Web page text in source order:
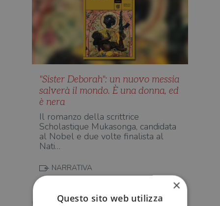
"Sister Deborah": un nuovo messia
salverà il mondo. È una donna, ed
è nera
Il romanzo della scrittrice
Scholastique Mukasonga, candidata
al Nobel e due volte finalista al
Nati…
NARRATIVA
×
Questo sito web utilizza